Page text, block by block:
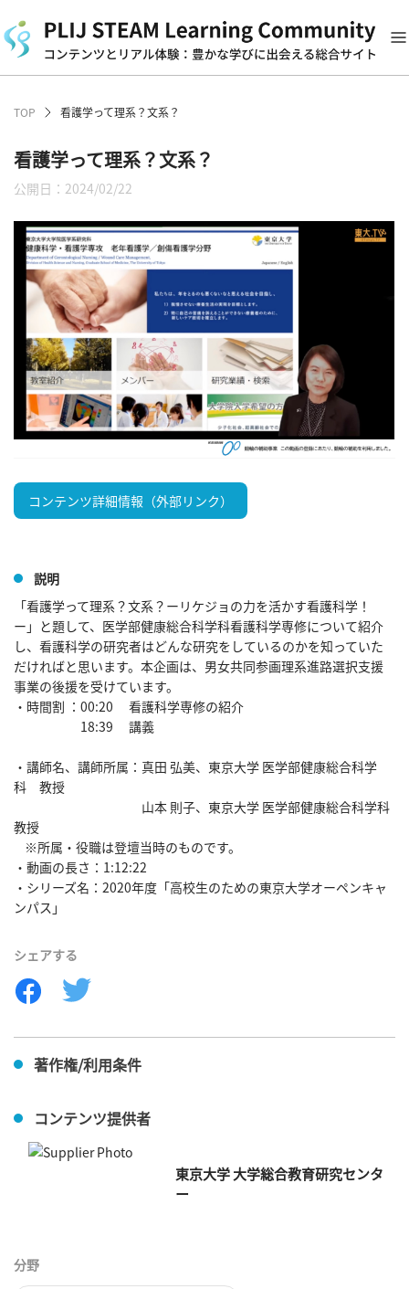
TOP 看護学って理系？文系？
看護学って理系？文系？
公開日：2024/02/22
コンテンツ詳細情報（外部リンク）
説明
「看護学って理系？文系？ーリケジョの力を活かす看護科学！
ー」と題して、医学部健康総合科学科看護科学専修について紹介
し、看護科学の研究者はどんな研究をしているのかを知っていた
だければと思います。本企画は、男女共同参画理系進路選択支援
事業の後援を受けています。
・時間割 ：00:20　 看護科学専修の紹介
18:39　 講義
・講師名、講師所属：真田 弘美、東京大学 医学部健康総合科学
科　教授
山本 則子、東京大学 医学部健康総合科学科
教授
・動画の長さ：1:12:22
・シリーズ名：2020年度「高校生のための東京大学オーペンキャ
ンパス」
シェアする
著作権/利用条件
コンテンツ提供者
東京大学 大学総合教育研究センタ
ー
分野